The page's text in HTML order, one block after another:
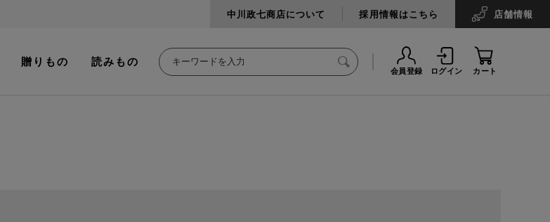
中川政七商店について 採用情報はこちら 店舗情報
贈りもの 読みもの
会員登録 ログイン カート